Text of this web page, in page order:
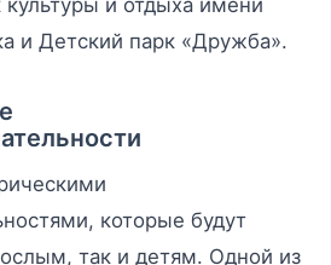
и Детский парк «Дружба».
которые будут
так и детям. Одной из